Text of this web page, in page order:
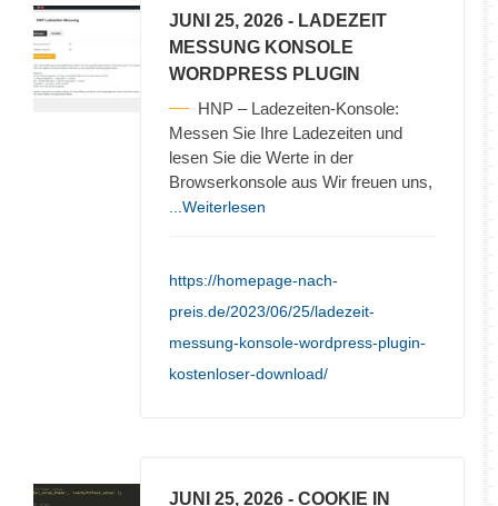
JUNI 25, 2026 - LADEZEIT
MESSUNG KONSOLE
WORDPRESS PLUGIN
HNP – Ladezeiten-Konsole:
Messen Sie Ihre Ladezeiten und
lesen Sie die Werte in der
Browserkonsole aus Wir freuen uns,
...Weiterlesen
https://homepage-nach-
preis.de/2023/06/25/ladezeit-
messung-konsole-wordpress-plugin-
kostenloser-download/
JUNI 25, 2026 - COOKIE IN